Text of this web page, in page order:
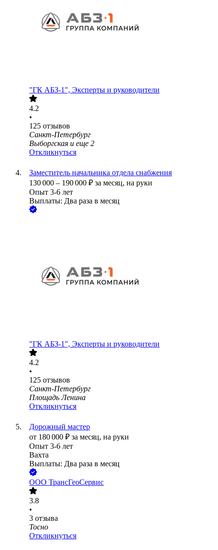
"ГК АБЗ-1", Эксперты и руководители
4.2
•
125 отзывов
Санкт-Петербург
Выборгская и еще 2
Откликнуться
Заместитель начальника отдела снабжения
130 000 – 190 000 ₽ за месяц, на руки
Опыт 3-6 лет
Выплаты: Два раза в месяц
"ГК АБЗ-1", Эксперты и руководители
4.2
•
125 отзывов
Санкт-Петербург
Площадь Ленина
Откликнуться
Дорожный мастер
от 180 000 ₽ за месяц, на руки
Опыт 3-6 лет
Вахта
Выплаты: Два раза в месяц
ООО ТрансГеоСервис
3.8
•
3 отзыва
Тосно
Откликнуться